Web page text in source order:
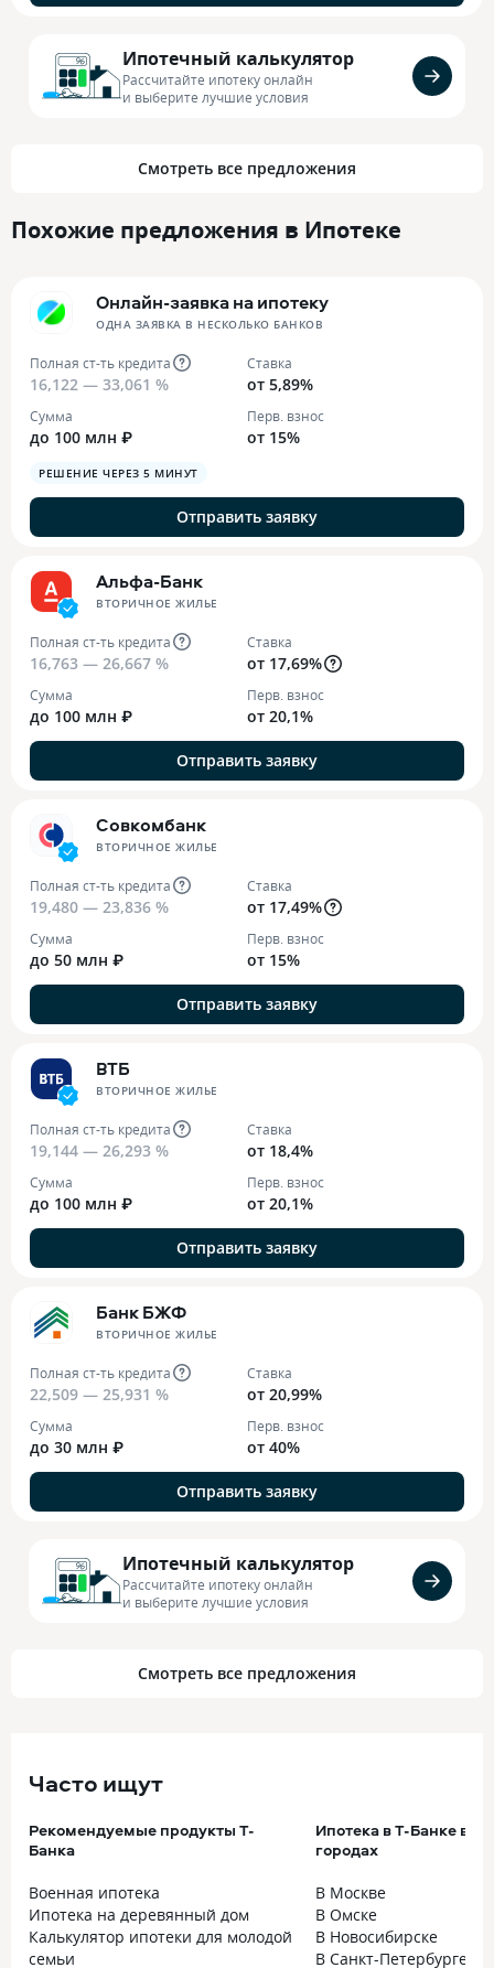
Ипотечный калькулятор
Рассчитайте ипотеку онлайн
и выберите лучшие условия
Смотреть все предложения
Похожие предложения в Ипотеке
Онлайн-заявка на ипотеку
ОДНА ЗАЯВКА В НЕСКОЛЬКО БАНКОВ
Полная ст-ть кредита
16,122 — 33,061 %
Ставка
от 5,89%
Сумма
до 100 млн ₽
Перв. взнос
от 15%
РЕШЕНИЕ ЧЕРЕЗ 5 МИНУТ
Отправить заявку
Альфа-Банк
ВТОРИЧНОЕ ЖИЛЬЕ
Полная ст-ть кредита
16,763 — 26,667 %
Ставка
от 17,69%
Сумма
до 100 млн ₽
Перв. взнос
от 20,1%
Отправить заявку
Совкомбанк
ВТОРИЧНОЕ ЖИЛЬЕ
Полная ст-ть кредита
19,480 — 23,836 %
Ставка
от 17,49%
Сумма
до 50 млн ₽
Перв. взнос
от 15%
Отправить заявку
ВТБ
ВТОРИЧНОЕ ЖИЛЬЕ
Полная ст-ть кредита
19,144 — 26,293 %
Ставка
от 18,4%
Сумма
до 100 млн ₽
Перв. взнос
от 20,1%
Отправить заявку
Банк БЖФ
ВТОРИЧНОЕ ЖИЛЬЕ
Полная ст-ть кредита
22,509 — 25,931 %
Ставка
от 20,99%
Сумма
до 30 млн ₽
Перв. взнос
от 40%
Отправить заявку
Ипотечный калькулятор
Рассчитайте ипотеку онлайн
и выберите лучшие условия
Смотреть все предложения
Часто ищут
Рекомендуемые продукты Т-
Банка
Военная ипотека
Ипотека на деревянный дом
Калькулятор ипотеки для молодой
семьи
Ипотека в Т-Банке в
городах
В Москве
В Омске
В Новосибирске
В Санкт-Петербурге